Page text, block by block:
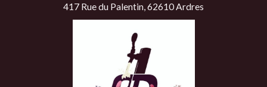
417 Rue du Palentin, 62610 Ardres